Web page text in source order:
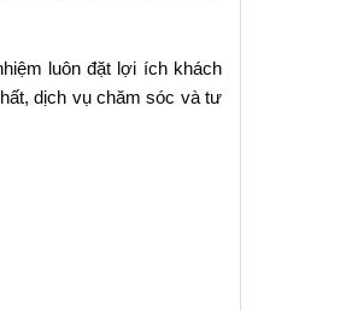
luôn đặt lợi ích khách
dịch vụ chăm sóc và tư